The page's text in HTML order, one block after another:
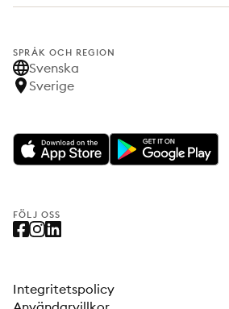
SPRÅK OCH REGION
Svenska
Sverige
FÖLJ OSS
Integritetspolicy